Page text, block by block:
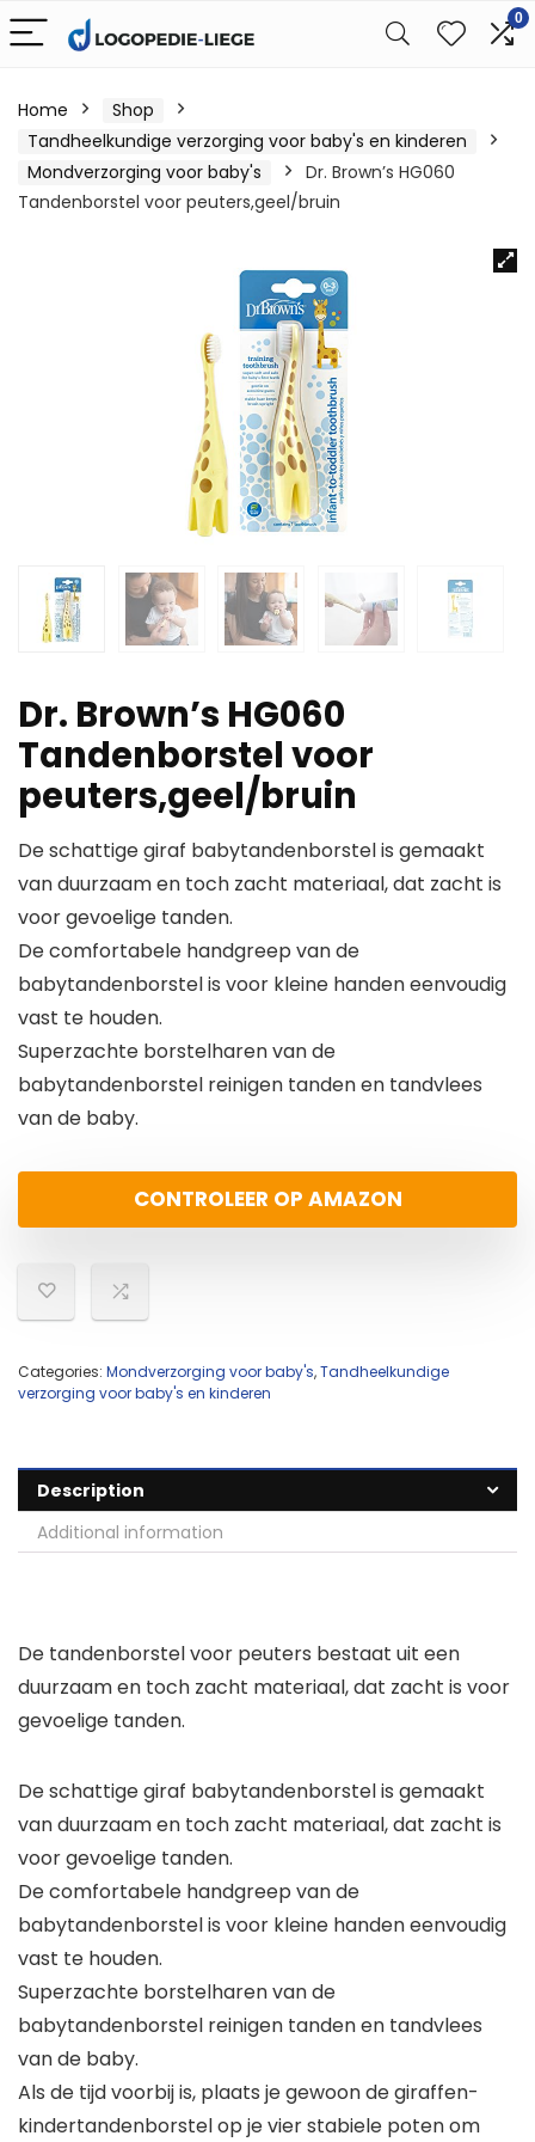
0
Home
Shop
Tandheelkundige verzorging voor baby's en kinderen
Mondverzorging voor baby's
Dr. Brown’s HG060
Tandenborstel voor peuters,geel/bruin
Dr. Brown’s HG060
Tandenborstel voor
peuters,geel/bruin
De schattige giraf babytandenborstel is gemaakt
van duurzaam en toch zacht materiaal, dat zacht is
voor gevoelige tanden.
De comfortabele handgreep van de
babytandenborstel is voor kleine handen eenvoudig
vast te houden.
Superzachte borstelharen van de
babytandenborstel reinigen tanden en tandvlees
van de baby.
CONTROLEER OP AMAZON
Categories: Mondverzorging voor baby's,Tandheelkundige
verzorging voor baby's en kinderen
Description
Additional information
De tandenborstel voor peuters bestaat uit een
duurzaam en toch zacht materiaal, dat zacht is voor
gevoelige tanden.
De schattige giraf babytandenborstel is gemaakt
van duurzaam en toch zacht materiaal, dat zacht is
voor gevoelige tanden.
De comfortabele handgreep van de
babytandenborstel is voor kleine handen eenvoudig
vast te houden.
Superzachte borstelharen van de
babytandenborstel reinigen tanden en tandvlees
van de baby.
Als de tijd voorbij is, plaats je gewoon de giraffen-
kindertandenborstel op je vier stabiele poten om